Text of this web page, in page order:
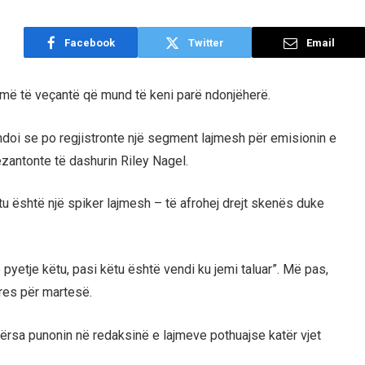
Facebook Twitter Email
të veçantë që mund të keni parë ndonjëherë.
se po regjistronte një segment lajmesh për emisionin e
të dashurin Riley Nagel.
është një spiker lajmesh – të afrohej drejt skenës duke
këtu, pasi këtu është vendi ku jemi taluar”. Më pas,
për martesë.
punonin në redaksinë e lajmeve pothuajse katër vjet